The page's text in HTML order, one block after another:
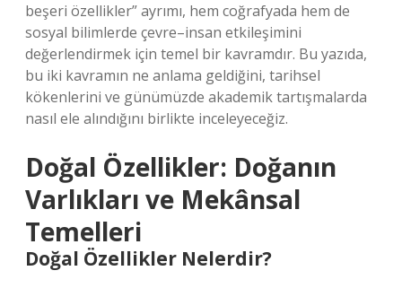
beşeri özellikler” ayrımı, hem coğrafyada hem de
sosyal bilimlerde çevre–insan etkileşimini
değerlendirmek için temel bir kavramdır. Bu yazıda,
bu iki kavramın ne anlama geldiğini, tarihsel
kökenlerini ve günümüzde akademik tartışmalarda
nasıl ele alındığını birlikte inceleyeceğiz.
Doğal Özellikler: Doğanın
Varlıkları ve Mekânsal
Temelleri
Doğal Özellikler Nelerdir?